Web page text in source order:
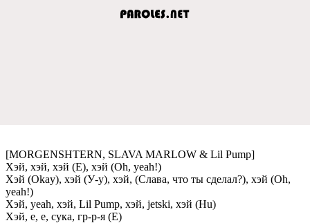
[MORGENSHTERN, SLAVA MARLOW & Lil Pump]
Хэй, хэй, хэй (Е), хэй (Oh, yeah!)
Хэй (Okay), хэй (У-у), хэй, (Слава, что ты сдeлал?), хэй (Oh,
yeah!)
Хэй, yeah, хэй, Lil Pump, хэй, jetski, хэй (Hu)
Хэй, e, e, сука, гр-р-я (Е)